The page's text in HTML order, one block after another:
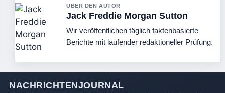
UBER DEN AUTOR
Jack Freddie Morgan Sutton
Wir veröffentlichen täglich faktenbasierte
Berichte mit laufender redaktioneller Prüfung.
NACHRICHTENJOURNAL